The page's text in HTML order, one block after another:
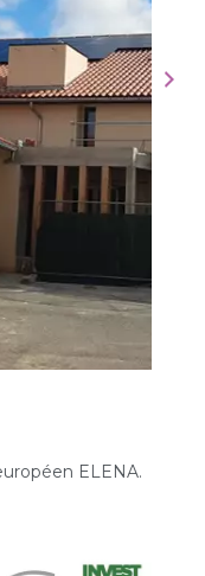
ELENA.